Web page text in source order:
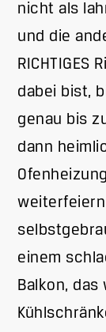
nicht als
und die
dabei bist,
genau bis
dann
einem
Balkon,